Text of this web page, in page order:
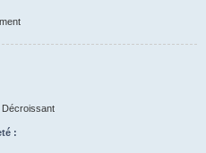
Décroissant
: